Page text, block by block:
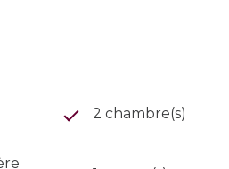
2 chambre(s)